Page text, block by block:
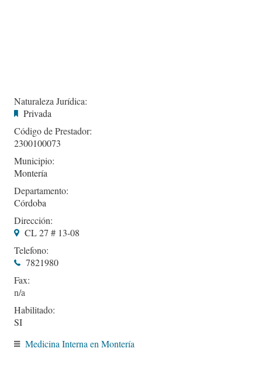
Naturaleza Jurídica:
Privada
Código de Prestador:
2300100073
Municipio:
Montería
Departamento:
Córdoba
Dirección:
CL 27 # 13-08
Telefono:
7821980
Fax:
Habilitado:
SI
Medicina Interna en Montería